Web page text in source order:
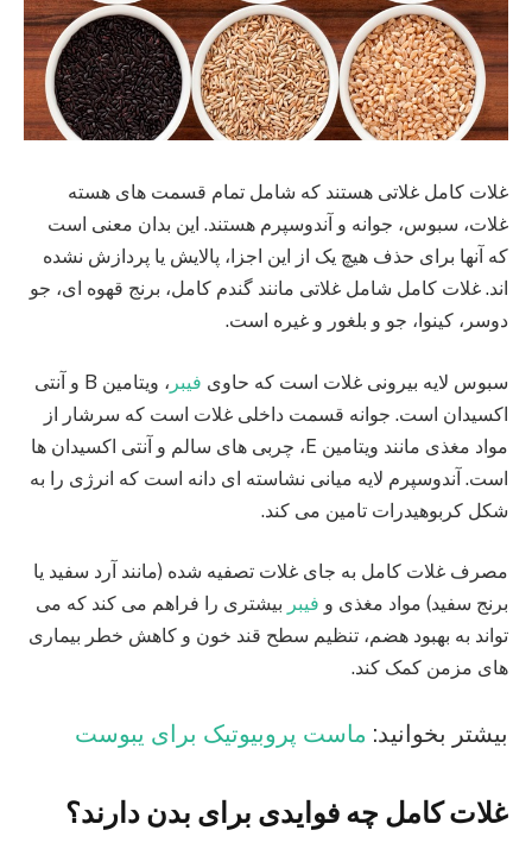
غلات کامل غلاتی هستند که شامل تمام قسمت های هسته
غلات، سبوس، جوانه و آندوسپرم هستند. این بدان معنی است
که آنها برای حذف هیچ یک از این اجزا، پالایش یا پردازش نشده
اند. غلات کامل شامل غلاتی مانند گندم کامل، برنج قهوه ای، جو
دوسر، کینوا، جو و بلغور و غیره است.
سبوس لایه بیرونی غلات است که حاوی فیبر
، ویتامین B و آنتی
اکسیدان است. جوانه قسمت داخلی غلات است که سرشار از
مواد مغذی مانند ویتامین E، چربی های سالم و آنتی اکسیدان ها
است. آندوسپرم لایه میانی نشاسته ای دانه است که انرژی را به
شکل کربوهیدرات تامین می کند.
مصرف غلات کامل به جای غلات تصفیه شده (مانند آرد سفید یا
برنج سفید) مواد مغذی و فیبر بیشتری را فراهم می کند که می
تواند به بهبود هضم، تنظیم سطح قند خون و کاهش خطر بیماری
های مزمن کمک کند.
بیشتر بخوانید: ماست پروبیوتیک برای یبوست
غلات کامل چه فوایدی برای بدن دارند؟